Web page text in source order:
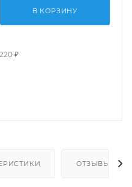
В КОРЗИНУ
₽
ОТЗЫВЫ